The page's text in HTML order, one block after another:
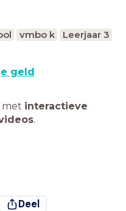
vmbo k Leerjaar 3
geld
met interactieve
.
Deel